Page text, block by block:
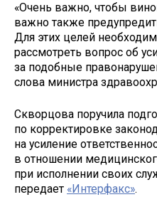
«Очень важно, чтобы
важно также
Для этих целей
рассмотреть вопрос об
за подобные
слова министра
Скворцова поручила
по корректировке
на усиление
в отношении
при исполнении своих
передает «Интерфакс».